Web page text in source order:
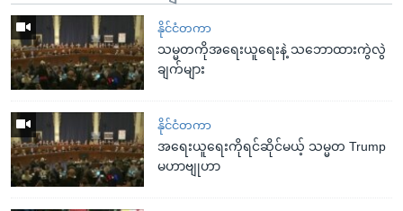
နိုင်ငံတကာ
သမ္မတကိုအရေးယူရေးနဲ့ သဘောထားကွဲလွဲ
ချက်များ
နိုင်ငံတကာ
အရေးယူရေးကိုရင်ဆိုင်မယ့် သမ္မတ Trump
မဟာဗျုဟာ